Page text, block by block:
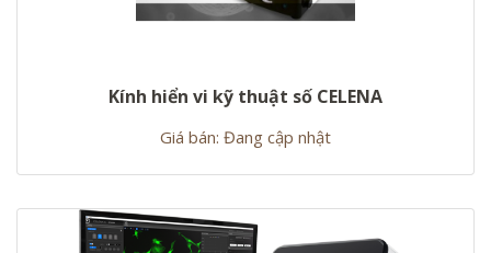
Kính hiển vi kỹ thuật số CELENA
Giá bán: Đang cập nhật